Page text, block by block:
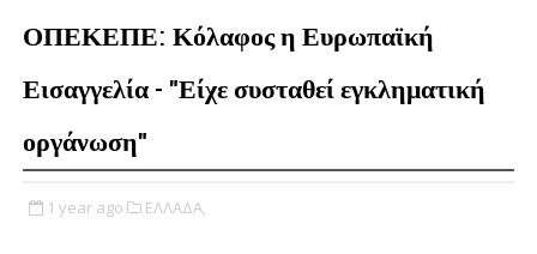
ΟΠΕΚΕΠΕ: Κόλαφος η Ευρωπαϊκή
Εισαγγελία - "Είχε συσταθεί εγκληματική
οργάνωση"
1 year ago ΕΛΛΑΔΑ,